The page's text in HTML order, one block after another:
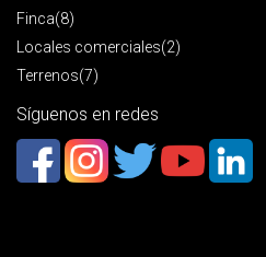
Finca(8)
Locales comerciales(2)
Terrenos(7)
Síguenos en redes